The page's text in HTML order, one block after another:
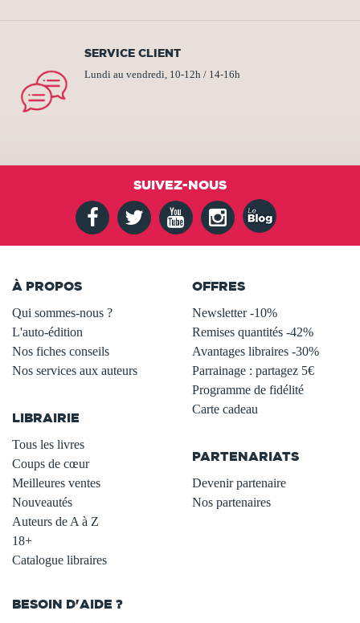
SERVICE CLIENT
Lundi au vendredi, 10-12h / 14-16h
SUIVEZ-NOUS
À PROPOS
Qui sommes-nous ?
L'auto-édition
Nos fiches conseils
Nos services aux auteurs
LIBRAIRIE
Tous les livres
Coups de cœur
Meilleures ventes
Nouveautés
Auteurs de A à Z
18+
Catalogue libraires
OFFRES
Newsletter -10%
Remises quantités -42%
Avantages libraires -30%
Parrainage : partagez 5€
Programme de fidélité
Carte cadeau
PARTENARIATS
Devenir partenaire
Nos partenaires
BESOIN D'AIDE ?